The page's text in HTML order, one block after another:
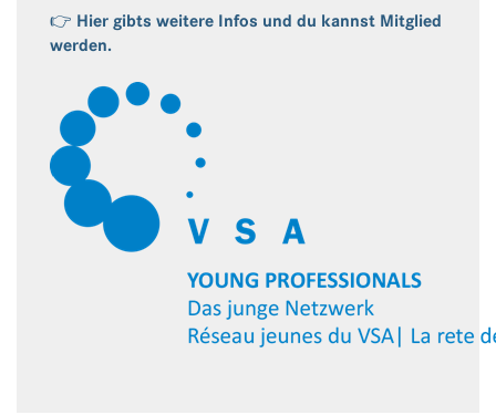
👉 Hier gibts weitere Infos und du kannst Mitglied
werden.